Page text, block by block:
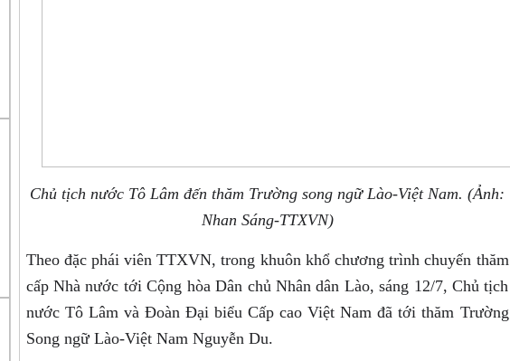
Chủ tịch nước Tô Lâm đến thăm Trường song ngữ Lào-Việt Nam. (Ảnh:
Nhan Sáng-TTXVN)
Theo đặc phái viên TTXVN, trong khuôn khổ chương trình chuyến thăm
cấp Nhà nước tới Cộng hòa Dân chủ Nhân dân Lào, sáng 12/7, Chủ tịch
nước Tô Lâm và Đoàn Đại biểu Cấp cao Việt Nam đã tới thăm Trường
Song ngữ Lào-Việt Nam Nguyễn Du.